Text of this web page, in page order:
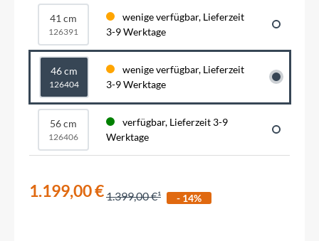
41 cm
126391
wenige verfügbar, Lieferzeit
3-9 Werktage
46 cm
126404
wenige verfügbar, Lieferzeit
3-9 Werktage
56 cm
126406
verfügbar, Lieferzeit 3-9
Werktage
1.199,00 €1.399,00 € - 14%